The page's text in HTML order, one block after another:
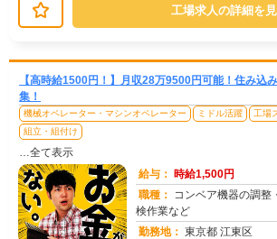
工場求人の詳細を
【高時給1500円！】月収28万9500円可能！住み込
集！
機械オペレーター・マシンオペレーター ミドル活躍
工場
組立・組付け
…全て表示
給与： 時給1,500円
職種： コンベア機器の調整
検作業など
勤務地： 東京都 江東区